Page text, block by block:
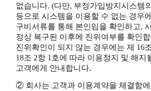
없습니다. (다만, 부정가입방지시스템
등으로 시스템을 이용할 수 없는 경우
구비서류를 통해 본인임을 확인하고,
정상 복구된 이후에 진위여부를 확인
진위확인이 되지 않는 경우에는 제 16
18조 2항 1호에 따라 이용정지 및 해지
고객에게 안내합니다.
② 회사는 고객과 이용계약을 체결함에